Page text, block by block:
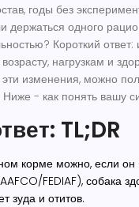
годы без
держаться одного
Короткий
нагрузкам и
эти изменения, можно
- как понять вашу
TL;DR
корме можно, если он
FEDIAF), собака
зуда и отитов.